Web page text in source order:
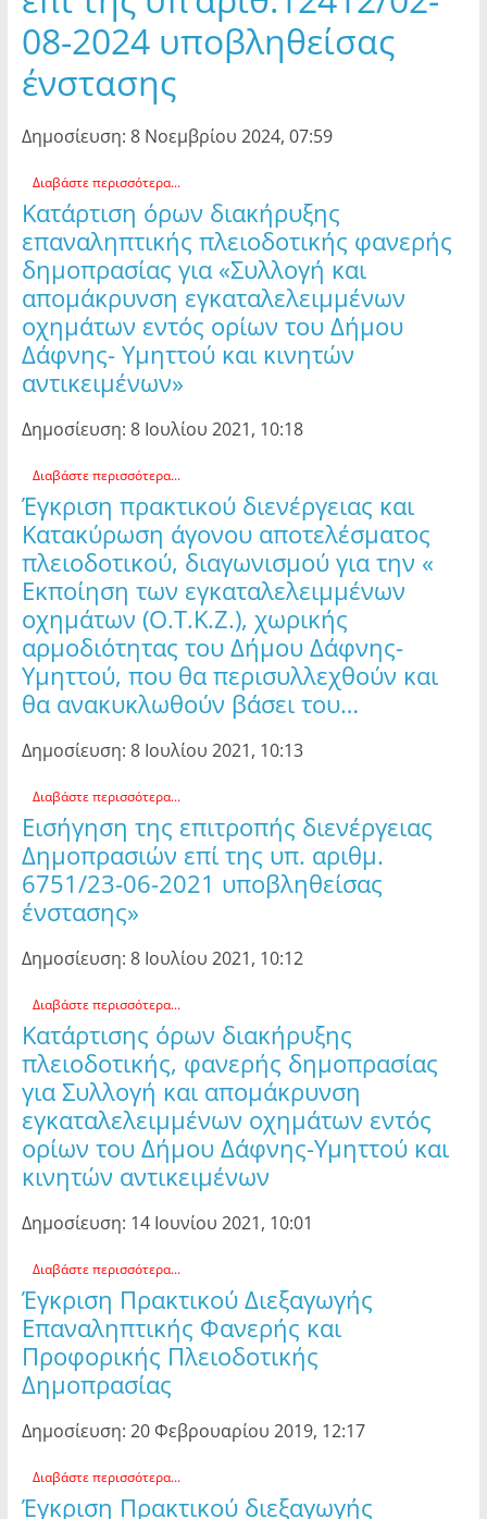
08-2024 υποβληθείσας
ένστασης
Δημοσίευση: 8 Νοεμβρίου 2024, 07:59
Διαβάστε περισσότερα...
Κατάρτιση όρων διακήρυξης
επαναληπτικής πλειοδοτικής φανερής
δημοπρασίας για «Συλλογή και
απομάκρυνση εγκαταλελειμμένων
οχημάτων εντός ορίων του Δήμου
Δάφνης- Υμηττού και κινητών
αντικειμένων»
Δημοσίευση: 8 Ιουλίου 2021, 10:18
Διαβάστε περισσότερα...
Έγκριση πρακτικού διενέργειας και
Κατακύρωση άγονου αποτελέσματος
πλειοδοτικού, διαγωνισμού για την «
Εκποίηση των εγκαταλελειμμένων
οχημάτων (Ο.Τ.Κ.Ζ.), χωρικής
αρμοδιότητας του Δήμου Δάφνης-
Υμηττού, που θα περισυλλεχθούν και
θα ανακυκλωθούν βάσει του…
Δημοσίευση: 8 Ιουλίου 2021, 10:13
Διαβάστε περισσότερα...
Εισήγηση της επιτροπής διενέργειας
Δημοπρασιών επί της υπ. αριθμ.
6751/23-06-2021 υποβληθείσας
ένστασης»
Δημοσίευση: 8 Ιουλίου 2021, 10:12
Διαβάστε περισσότερα...
Κατάρτισης όρων διακήρυξης
πλειοδοτικής, φανερής δημοπρασίας
για Συλλογή και απομάκρυνση
εγκαταλελειμμένων οχημάτων εντός
ορίων του Δήμου Δάφνης-Υμηττού και
κινητών αντικειμένων
Δημοσίευση: 14 Ιουνίου 2021, 10:01
Διαβάστε περισσότερα...
Έγκριση Πρακτικού Διεξαγωγής
Επαναληπτικής Φανερής και
Προφορικής Πλειοδοτικής
Δημοπρασίας
Δημοσίευση: 20 Φεβρουαρίου 2019, 12:17
Διαβάστε περισσότερα...
Έγκριση Πρακτικού διεξαγωγής